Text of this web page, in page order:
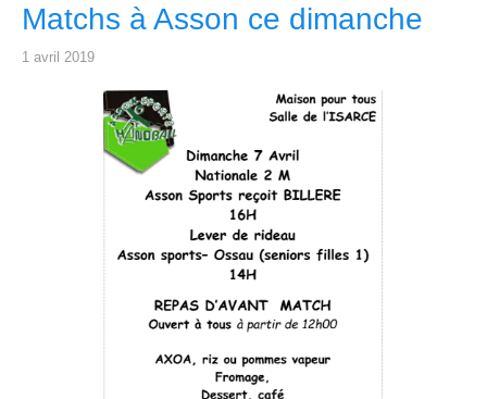
Matchs à Asson ce dimanche
1 avril 2019